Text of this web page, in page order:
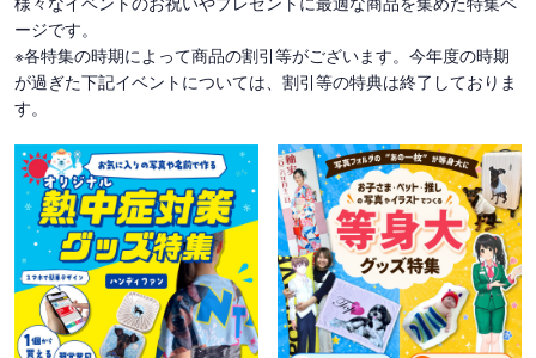
ージです。
※各特集の時期によって商品の割引等がございます。今年度の時期
が過ぎた下記イベントについては、割引等の特典は終了しておりま
す。